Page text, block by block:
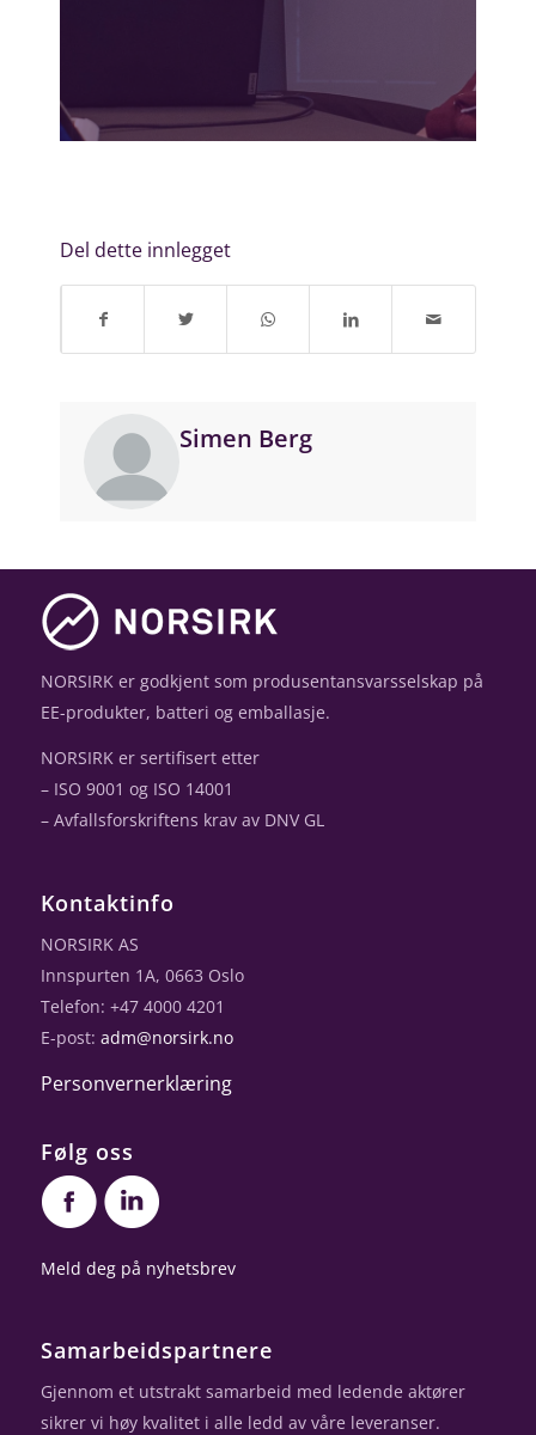
Del dette innlegget
Simen Berg
NORSIRK er godkjent som produsentansvarsselskap på
EE-produkter, batteri og emballasje.
NORSIRK er sertifisert etter
– ISO 9001 og ISO 14001
– Avfallsforskriftens krav av DNV GL
Kontaktinfo
NORSIRK AS
Innspurten 1A, 0663 Oslo
Telefon: +47 4000 4201
E-post: adm@norsirk.no
Personvernerklæring
Følg oss
Meld deg på nyhetsbrev
Samarbeidspartnere
Gjennom et utstrakt samarbeid med ledende aktører
sikrer vi høy kvalitet i alle ledd av våre leveranser.